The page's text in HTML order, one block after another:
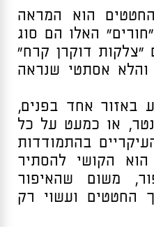
הוא המראה
האלו הם סוג
“צלקות דוקרן קרח”
והלא אסתטי שנראה
באזור אחד בפנים,
או כמעט על כל
בהתמודדות
הוא הקושי להסתיר
משום שהאיפור
החטטים ועשוי רק